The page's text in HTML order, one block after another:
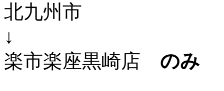
北九州市
↓
楽市楽座黒崎店 のみ